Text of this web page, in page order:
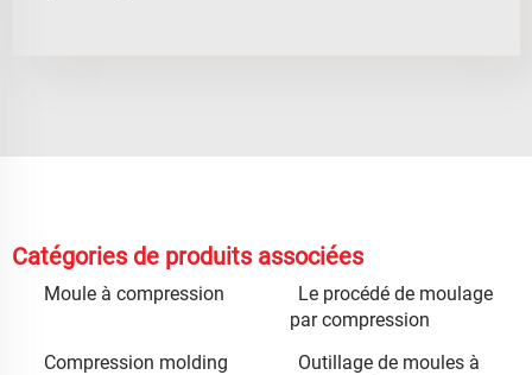
Catégories de produits associées
Moule à compression
Le procédé de moulage
par compression
Compression molding
Outillage de moules à